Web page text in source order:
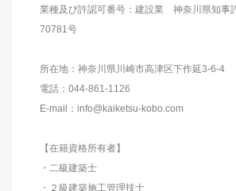
業種及び許認可番号：建設業 神奈川県知事
70781号
所在地：神奈川県川崎市高津区下作延3-6-4
電話：044-861-1126
E-mail：info@kaiketsu-kobo.com
【在籍資格所有者】
・二級建築士
・２級建築施工管理技士